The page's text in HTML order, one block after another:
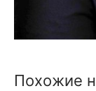
Похожие